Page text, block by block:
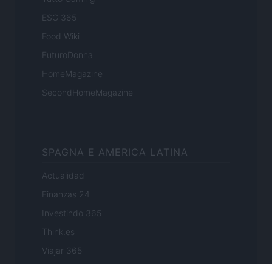
ESG 365
Food Wiki
FuturoDonna
HomeMagazine
SecondHomeMagazine
SPAGNA E AMERICA LATINA
Actualidad
Finanzas 24
Investindo 365
Think.es
Viajar 365